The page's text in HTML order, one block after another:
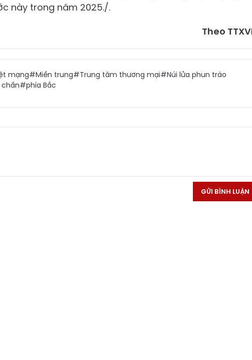
này trong năm 2025./.
Theo
mạng#Miền trung#Trung tâm thương mại#Núi lửa phun trào
#phía Bắc
GỬI BÌNH LUẬN